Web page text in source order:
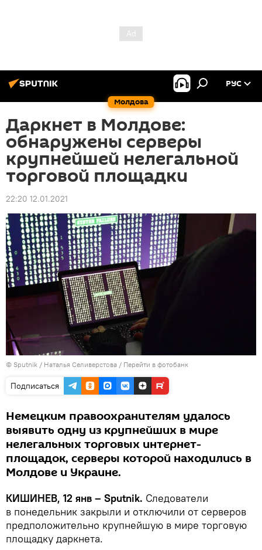
Молдова
РУС
Даркнет в Молдове:
обнаружены серверы
крупнейшей нелегальной
торговой площадки
22:20 12.01.2021
© Sputnik / Наталья Селиверстова / Перейти в фотобанк
Подписаться
Немецким правоохранителям удалось
выявить одну из крупнейших в мире
нелегальных торговых интернет-
площадок, серверы которой находились в
Молдове и Украине.
КИШИНЕВ, 12 янв – Sputnik. Следователи
в понедельник закрыли и отключили от серверов
предположительно крупнейшую в мире торговую
площадку даркнета.